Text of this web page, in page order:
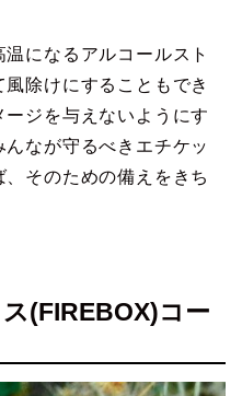
になるアルコールスト
除けにすることもでき
ジを与えないようにす
なが守るべきエチケッ
、そのための備えをきち
(FIREBOX)コー